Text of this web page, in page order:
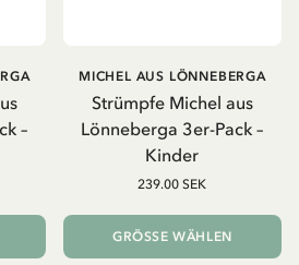
–
Strümpfe Michel aus
Lönneberga 3er-Pack –
Kinder
MICHEL AUS LÖNNEBERGA
239.00 SEK
GRÖSSE WÄHLEN